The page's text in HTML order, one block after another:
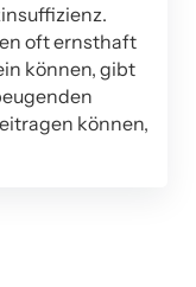
oft ernsthaft
können, gibt
können,